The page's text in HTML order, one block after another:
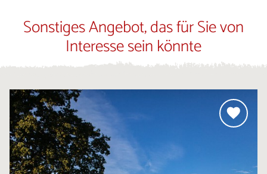
Sonstiges Angebot, das für Sie von
Interesse sein könnte